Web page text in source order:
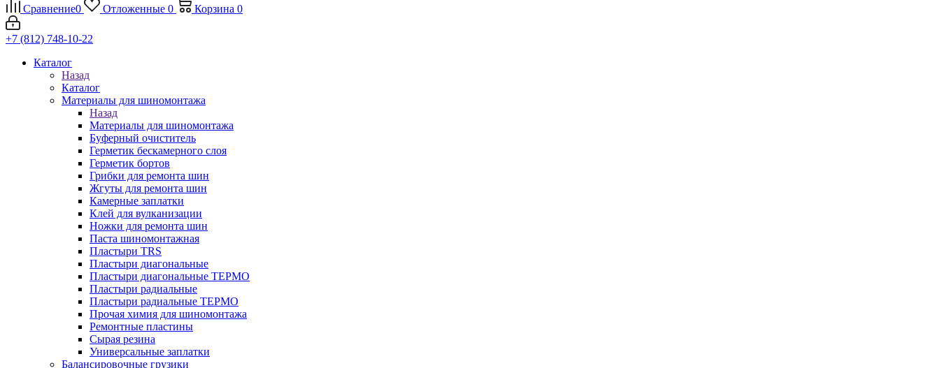
Сравнение0 Отложенные 0 Корзина 0
+7 (812) 748-10-22
Каталог
Назад
Каталог
Материалы для шиномонтажа
Назад
Материалы для шиномонтажа
Буферный очиститель
Герметик бескамерного слоя
Герметик бортов
Грибки для ремонта шин
Жгуты для ремонта шин
Камерные заплатки
Клей для вулканизации
Ножки для ремонта шин
Паста шиномонтажная
Пластыри TRS
Пластыри диагональные
Пластыри диагональные ТЕРМО
Пластыри радиальные
Пластыри радиальные ТЕРМО
Прочая химия для шиномонтажа
Ремонтные пластины
Сырая резина
Универсальные заплатки
Балансировочные грузики